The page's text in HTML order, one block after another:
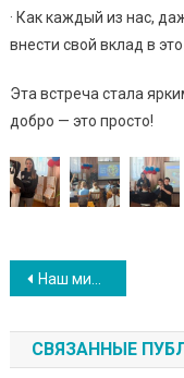
· Как каждый из нас,
внести свой вклад в
Эта встреча стала
добро — это просто!
Навигация
по
записям
Наш мир без терроризма: Учимся быть бдительными
СВЯЗАННЫЕ